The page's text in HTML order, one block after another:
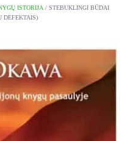
ISTORIJA / STEBUKLINGI BŪDAI
DEFEKTAIS)